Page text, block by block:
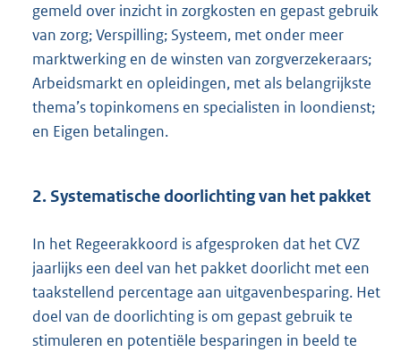
gemeld over inzicht in zorgkosten en gepast gebruik
van zorg; Verspilling; Systeem, met onder meer
marktwerking en de winsten van zorgverzekeraars;
Arbeidsmarkt en opleidingen, met als belangrijkste
thema’s topinkomens en specialisten in loondienst;
en Eigen betalingen.
2. Systematische doorlichting van het pakket
In het Regeerakkoord is afgesproken dat het CVZ
jaarlijks een deel van het pakket doorlicht met een
taakstellend percentage aan uitgavenbesparing. Het
doel van de doorlichting is om gepast gebruik te
stimuleren en potentiële besparingen in beeld te